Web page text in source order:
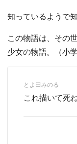
知っているようで
この物語は、その
少女の物語。（小
とよ田みのる
これ描いて死ね